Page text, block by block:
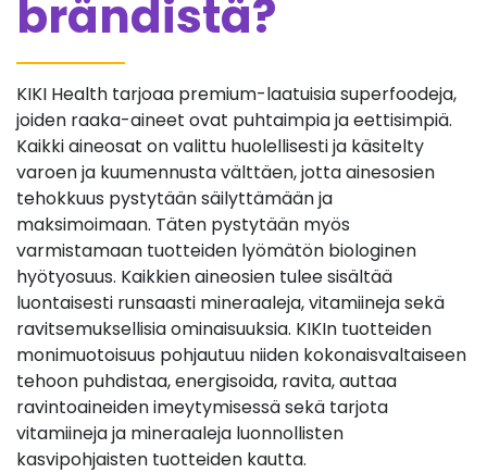
brändistä?
KIKI Health tarjoaa premium-laatuisia superfoodeja,
joiden raaka-aineet ovat puhtaimpia ja eettisimpiä.
Kaikki aineosat on valittu huolellisesti ja käsitelty
varoen ja kuumennusta välttäen, jotta ainesosien
tehokkuus pystytään säilyttämään ja
maksimoimaan. Täten pystytään myös
varmistamaan tuotteiden lyömätön biologinen
hyötyosuus. Kaikkien aineosien tulee sisältää
luontaisesti runsaasti mineraaleja, vitamiineja sekä
ravitsemuksellisia ominaisuuksia. KIKIn tuotteiden
monimuotoisuus pohjautuu niiden kokonaisvaltaiseen
tehoon puhdistaa, energisoida, ravita, auttaa
ravintoaineiden imeytymisessä sekä tarjota
vitamiineja ja mineraaleja luonnollisten
kasvipohjaisten tuotteiden kautta.